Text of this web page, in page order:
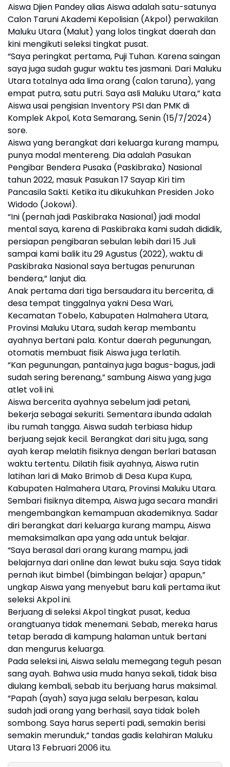
Aiswa Djien Pandey alias Aiswa adalah satu-satunya
Calon Taruni Akademi Kepolisian (Akpol) perwakilan
Maluku Utara (Malut) yang lolos tingkat daerah dan
kini mengikuti seleksi tingkat pusat.
“Saya peringkat pertama, Puji Tuhan. Karena saingan
saya juga sudah gugur waktu tes jasmani. Dari Maluku
Utara totalnya ada lima orang (calon taruna), yang
empat putra, satu putri. Saya asli Maluku Utara,” kata
Aiswa usai pengisian Inventory PSI dan PMK di
Komplek Akpol, Kota Semarang, Senin (15/7/2024)
sore.
Aiswa yang berangkat dari keluarga kurang mampu,
punya modal mentereng. Dia adalah Pasukan
Pengibar Bendera Pusaka (Paskibraka) Nasional
tahun 2022, masuk Pasukan 17 Sayap Kiri tim
Pancasila Sakti. Ketika itu dikukuhkan Presiden Joko
Widodo (Jokowi).
“Ini (pernah jadi Paskibraka Nasional) jadi modal
mental saya, karena di Paskibraka kami sudah dididik,
persiapan pengibaran sebulan lebih dari 15 Juli
sampai kami balik itu 29 Agustus (2022), waktu di
Paskibraka Nasional saya bertugas penurunan
bendera,” lanjut dia.
Anak pertama dari tiga bersaudara itu bercerita, di
desa tempat tinggalnya yakni Desa Wari,
Kecamatan Tobelo, Kabupaten Halmahera Utara,
Provinsi Maluku Utara, sudah kerap membantu
ayahnya bertani pala. Kontur daerah pegunungan,
otomatis membuat fisik Aiswa juga terlatih.
“Kan pegunungan, pantainya juga bagus-bagus, jadi
sudah sering berenang,” sambung Aiswa yang juga
atlet voli ini.
Aiswa bercerita ayahnya sebelum jadi petani,
bekerja sebagai sekuriti. Sementara ibunda adalah
ibu rumah tangga. Aiswa sudah terbiasa hidup
berjuang sejak kecil. Berangkat dari situ juga, sang
ayah kerap melatih fisiknya dengan berlari batasan
waktu tertentu. Dilatih fisik ayahnya, Aiswa rutin
latihan lari di Mako Brimob di Desa Kupa Kupa,
Kabupaten Halmahera Utara, Provinsi Maluku Utara.
Sembari fisiknya ditempa, Aiswa juga secara mandiri
mengembangkan kemampuan akademiknya. Sadar
diri berangkat dari keluarga kurang mampu, Aiswa
memaksimalkan apa yang ada untuk belajar.
“Saya berasal dari orang kurang mampu, jadi
belajarnya dari online dan lewat buku saja. Saya tidak
pernah ikut bimbel (bimbingan belajar) apapun,”
ungkap Aiswa yang menyebut baru kali pertama ikut
seleksi Akpol ini.
Berjuang di seleksi Akpol tingkat pusat, kedua
orangtuanya tidak menemani. Sebab, mereka harus
tetap berada di kampung halaman untuk bertani
dan mengurus keluarga.
Pada seleksi ini, Aiswa selalu memegang teguh pesan
sang ayah. Bahwa usia muda hanya sekali, tidak bisa
diulang kembali, sebab itu berjuang harus maksimal.
“Papah (ayah) saya juga selalu berpesan, kalau
sudah jadi orang yang berhasil, saya tidak boleh
sombong. Saya harus seperti padi, semakin berisi
semakin merunduk,” tandas gadis kelahiran Maluku
Utara 13 Februari 2006 itu.